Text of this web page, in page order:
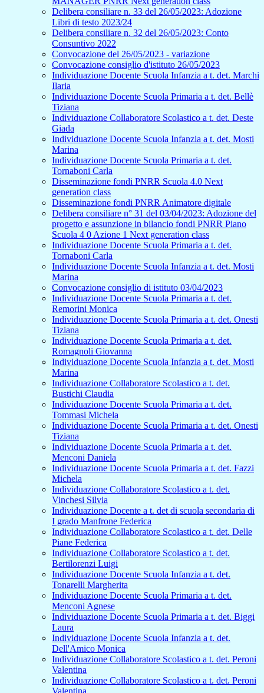
Delibera consiliare n. 33 del 26/05/2023: Adozione
Libri di testo 2023/24
Delibera consiliare n. 32 del 26/05/2023: Conto
Consuntivo 2022
Convocazione del 26/05/2023 - variazione
Convocazione consiglio d'istituto 26/05/2023
Individuazione Docente Scuola Infanzia a t. det. Marchi
Ilaria
Individuazione Docente Scuola Primaria a t. det. Bellè
Tiziana
Individuazione Collaboratore Scolastico a t. det. Deste
Giada
Individuazione Docente Scuola Infanzia a t. det. Mosti
Marina
Individuazione Docente Scuola Primaria a t. det.
Tornaboni Carla
Disseminazione fondi PNRR Scuola 4.0 Next
generation class
Disseminazione fondi PNRR Animatore digitale
Delibera consiliare n° 31 del 03/04/2023: Adozione del
progetto e assunzione in bilancio fondi PNRR Piano
Scuola 4 0 Azione 1 Next generation class
Individuazione Docente Scuola Primaria a t. det.
Tornaboni Carla
Individuazione Docente Scuola Infanzia a t. det. Mosti
Marina
Convocazione consiglio di istituto 03/04/2023
Individuazione Docente Scuola Primaria a t. det.
Remorini Monica
Individuazione Docente Scuola Primaria a t. det. Onesti
Tiziana
Individuazione Docente Scuola Primaria a t. det.
Romagnoli Giovanna
Individuazione Docente Scuola Infanzia a t. det. Mosti
Marina
Individuazione Collaboratore Scolastico a t. det.
Bustichi Claudia
Individuazione Docente Scuola Primaria a t. det.
Tommasi Michela
Individuazione Docente Scuola Primaria a t. det. Onesti
Tiziana
Individuazione Docente Scuola Primaria a t. det.
Menconi Daniela
Individuazione Docente Scuola Primaria a t. det. Fazzi
Michela
Individuazione Collaboratore Scolastico a t. det.
Vinchesi Silvia
Individuazione Docente a t. det di scuola secondaria di
I grado Manfrone Federica
Individuazione Collaboratore Scolastico a t. det. Delle
Piane Federica
Individuazione Collaboratore Scolastico a t. det.
Bertilorenzi Luigi
Individuazione Docente Scuola Infanzia a t. det.
Tonarelli Margherita
Individuazione Docente Scuola Primaria a t. det.
Menconi Agnese
Individuazione Docente Scuola Primaria a t. det. Biggi
Laura
Individuazione Docente Scuola Infanzia a t. det.
Dell'Amico Monica
Individuazione Collaboratore Scolastico a t. det. Peroni
Valentina
Individuazione Collaboratore Scolastico a t. det. Peroni